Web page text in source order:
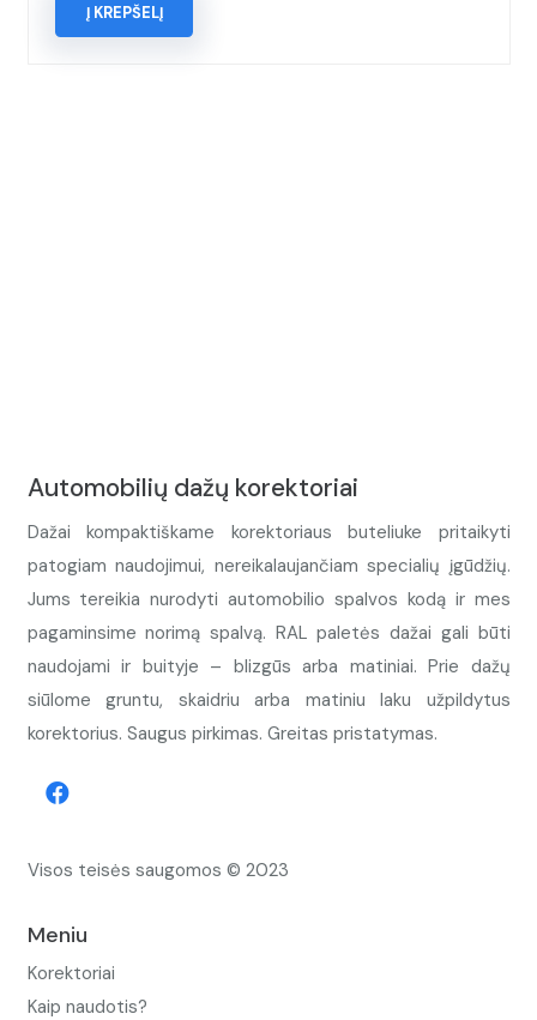
Į KREPŠELĮ
Automobilių dažų korektoriai
Dažai kompaktiškame korektoriaus buteliuke pritaikyti
patogiam naudojimui, nereikalaujančiam specialių įgūdžių.
Jums tereikia nurodyti automobilio spalvos kodą ir mes
pagaminsime norimą spalvą. RAL paletės dažai gali būti
naudojami ir buityje – blizgūs arba matiniai. Prie dažų
siūlome gruntu, skaidriu arba matiniu laku užpildytus
korektorius. Saugus pirkimas. Greitas pristatymas.
Visos teisės saugomos © 2023
Meniu
Korektoriai
Kaip naudotis?